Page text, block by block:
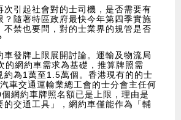
次引起社會對的士司機，是否需要有
？隨著特區政府最快今年第四季實施
不禁也要問，對的士業界的規管是否
車發牌上限展開討論。運輸及物流局
的網約車需求為基礎，推算牌照需
約為1萬至1.5萬個。香港現有的的士
車交通運輸業總工會的士分會主任何
網約車牌照名額已是上限，理由是
的交通工具」，網約車僅能作為「輔